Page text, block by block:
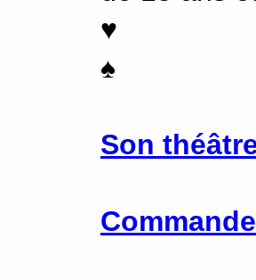
♥
♠
Son